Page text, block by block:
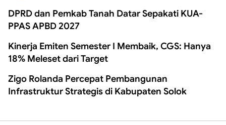
DPRD dan Pemkab Tanah Datar Sepakati KUA-
PPAS APBD 2027
Kinerja Emiten Semester I Membaik, CGS: Hanya
18% Meleset dari Target
Zigo Rolanda Percepat Pembangunan
Infrastruktur Strategis di Kabupaten Solok